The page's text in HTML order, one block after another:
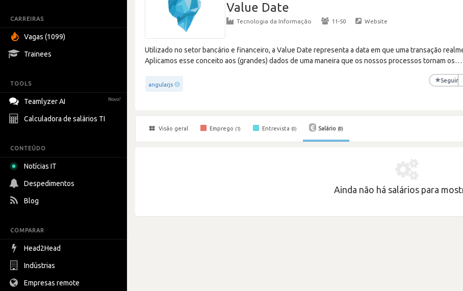
CARREIRAS
Vagas (1099)
Trainees
TOOLS
Teamlyzer AI Novo!
Calculadora de salários TI
CONTEÚDO
Notícias IT
Despedimentos
Blog
COMPARAR
Head2Head
Indústrias
Empresas remote
Value Date
Tecnologia da Informação · 11-50 · Website
Utilizado no setor bancário e financeiro, a Value Date representa a data em que uma transação
Aplicamos esse conceito aos (grandes) dados de uma maneira que os nossos processos tornam os…
angularjs
★Seguir
Visão geral Emprego (1) Entrevista (0) Salário (0)
Ainda não há salários para